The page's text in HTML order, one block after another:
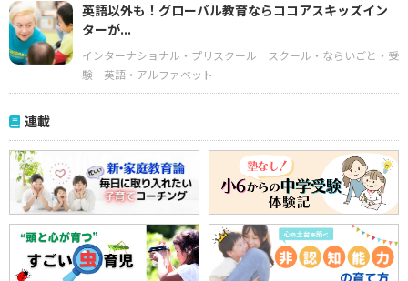
英語以外も！グローバル教育ならココアスキッズイン
ターが...
インターナショナル・プリスクール
スクール・ならいごと・受
験
英語・アルファベット
連載